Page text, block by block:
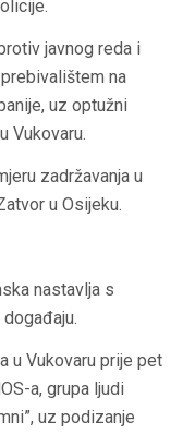
javnog reda i
na
uz optužni
Vukovaru.
zadržavanja u
u Osijeku.
nastavlja s
u Vukovaru prije pet
a, grupa ljudi
uz podizanje